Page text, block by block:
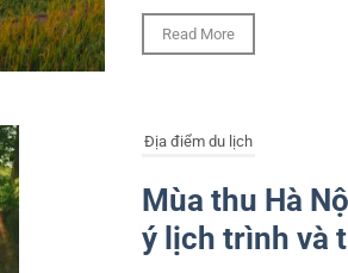
Read More
Địa điểm du lịch
Mùa thu Hà
ý lịch trình và